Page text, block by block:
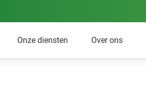
Onze diensten Over ons